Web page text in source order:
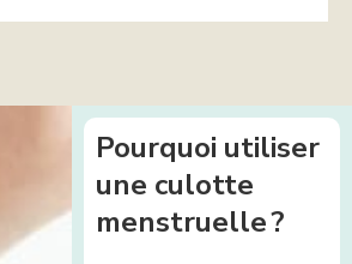
Pourquoi utiliser
une culotte
menstruelle ?